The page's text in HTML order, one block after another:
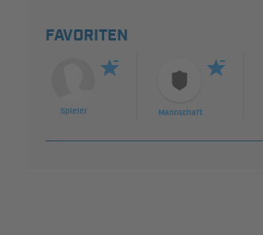
FAVORITEN
Spieler Mannschaft